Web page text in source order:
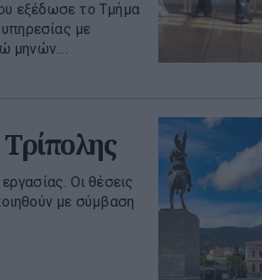
εξέδωσε το Τμήμα
με
μηνών....
Οι θέσεις
με σύμβαση